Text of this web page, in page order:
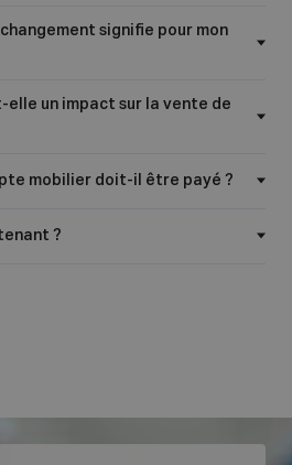
changement signifie pour mon
un impact sur la vente de
mobilier doit-il être payé ?
?